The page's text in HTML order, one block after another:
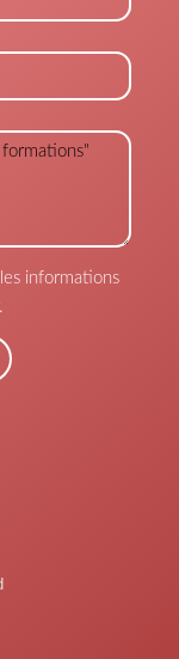
informations